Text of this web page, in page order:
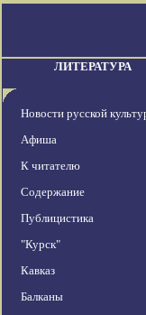
ЛИТЕРАТУРА
Новости русской
Афиша
К читателю
Содержание
Публицистика
"Курск"
Кавказ
Балканы